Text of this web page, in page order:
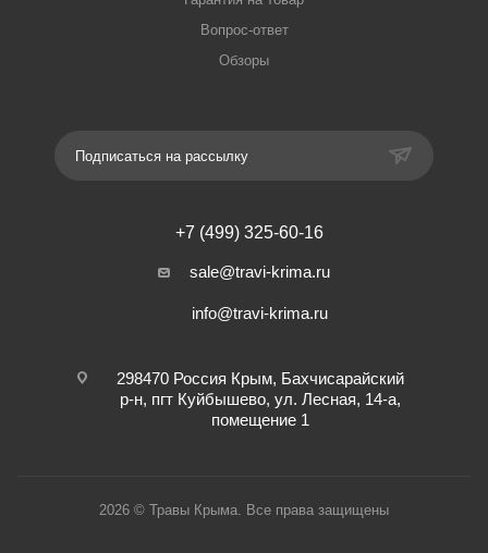
Вопрос-ответ
Обзоры
Подписаться на рассылку
+7 (499) 325-60-16
sale@travi-krima.ru
info@travi-krima.ru
298470 Россия Крым, Бахчисарайский
р-н, пгт Куйбышево, ул. Лесная, 14-а,
помещение 1
2026 © Травы Крыма. Все права защищены